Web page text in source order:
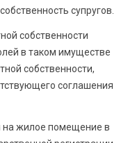
супругов.
собственности
в таком имуществе
собственности,
соглашения
на жилое помещение в